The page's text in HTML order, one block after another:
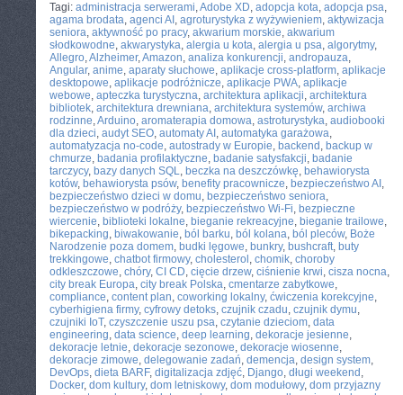
Tagi: administracja serwerami,Adobe XD, adopcja kota, adopcja psa,
agama brodata, agenci AI , agroturystyka z wyżywieniem, aktywizacja
seniora, aktywność po pracy, akwarium morskie, akwarium
słodkowodne, akwarystyka, alergia u kota, alergia u psa, algorytmy,
Allegro,Alzheimer,Amazon, analiza konkurencji, andropauza,
Angular, anime, aparaty słuchowe, aplikacje cross-platform, aplikacje
desktopowe, aplikacje podróżnicze, aplikacje PWA, aplikacje
webowe, apteczka turystyczna, architektura aplikacji, architektura
bibliotek, architektura drewniana, architektura systemów, archiwa
rodzinne,Arduino, aromaterapia domowa, astroturystyka, audiobooki
dla dzieci, audyt SEO, automaty AI , automatyka garażowa,
automatyzacja no-code, autostrady w Europie, backend , backup w
chmurze, badania profilaktyczne, badanie satysfakcji, badanie
tarczycy, bazy danych SQL, beczka na deszczówkę, behawiorysta
kotów, behawiorysta psów, benefity pracownicze, bezpieczeństwo AI ,
bezpieczeństwo dzieci w domu, bezpieczeństwo seniora,
bezpieczeństwo w podróży, bezpieczeństwo Wi-Fi, bezpieczne
wiercenie, biblioteki lokalne, bieganie rekreacyjne, bieganie trailowe,
bikepacking, biwakowanie, ból barku, ból kolana, ból pleców, Boże
Narodzenie poza domem, budki lęgowe, bunkry, bushcraft, buty
trekkingowe, chatbot firmowy, cholesterol , chomik, choroby
odkleszczowe, chóry, CI CD, cięcie drzew, ciśnienie krwi, cisza nocna,
city break Europa, city break Polska, cmentarze zabytkowe,
compliance, content plan, coworking lokalny, ćwiczenia korekcyjne,
cyberhigiena firmy, cyfrowy detoks, czujnik czadu, czujnik dymu,
czujniki IoT, czyszczenie uszu psa, czytanie dzieciom, data
engineering, data science, deep learning, dekoracje jesienne,
dekoracje letnie, dekoracje sezonowe, dekoracje wiosenne,
dekoracje zimowe, delegowanie zadań, demencja, design system,
DevOps, dieta BARF, digitalizacja zdjęć, Django, długi weekend ,
Docker, dom kultury, dom letniskowy, dom modułowy, dom przyjazny